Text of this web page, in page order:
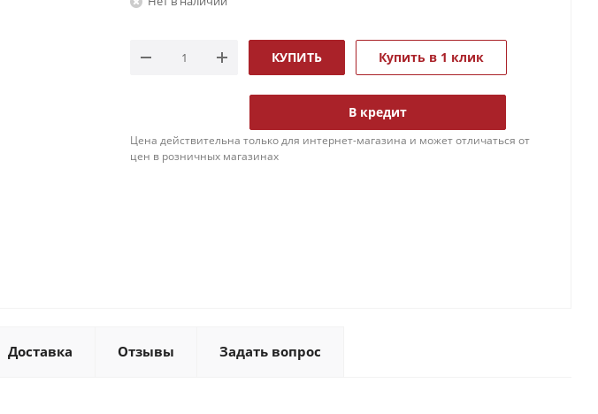
КУПИТЬ Купить в 1 клик
В кредит
Цена действительна только для интернет-магазина и может отличаться от
цен в розничных магазинах
Доставка Отзывы Задать вопрос